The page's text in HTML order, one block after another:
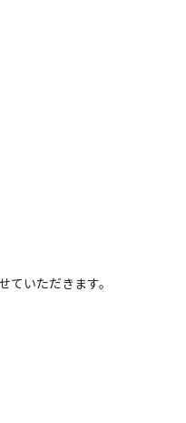
いただきます。